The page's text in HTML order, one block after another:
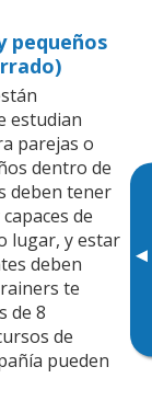
▸
pequeños
estudian
parejas o
dentro de
deben tener
de
lugar, y estar
deben
te
de 8
de
pueden